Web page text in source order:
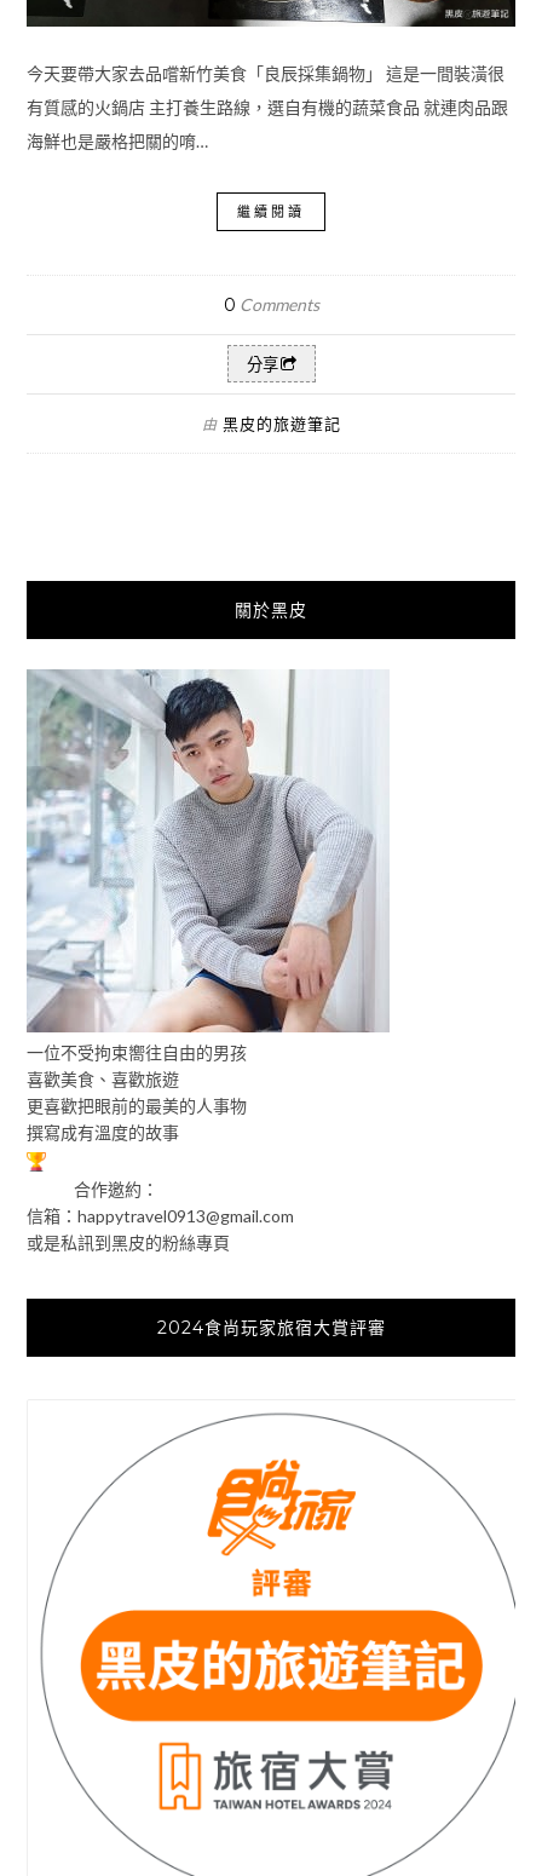
今天要帶大家去品嚐新竹美食「良辰採集鍋物」 這是一間裝潢很
有質感的火鍋店 主打養生路線，選自有機的蔬菜食品 就連肉品跟
海鮮也是嚴格把關的唷…
繼續閱讀
0 Comments
分享
由 黑皮的旅遊筆記
關於黑皮
一位不受拘束嚮往自由的男孩
喜歡美食、喜歡旅遊
更喜歡把眼前的最美的人事物
撰寫成有溫度的故事
合作邀約：
信箱：happytravel0913@gmail.com
或是私訊到黑皮的粉絲專頁
2024食尚玩家旅宿大賞評審